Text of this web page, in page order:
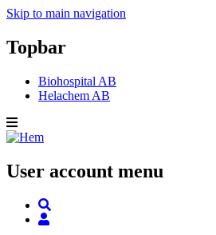
Skip to main navigation
Topbar
Biohospital AB
Helachem AB
User account menu